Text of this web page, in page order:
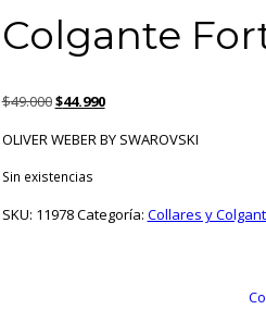
Colgante
$49.000El
original
era:
$44.990El
actual
OLIVER WEBER BY SWAROVSKI
Sin existencias
SKU: 11978Categoría: Collares y